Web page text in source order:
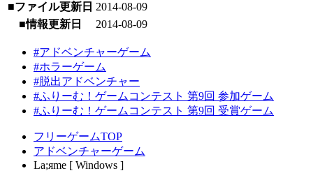
■ファイル更新日 2014-08-09
■情報更新日
2014-08-09
#アドベンチャーゲーム
#ホラーゲーム
#脱出アドベンチャー
#ふりーむ！ゲームコンテスト 第9回 参加ゲーム
#ふりーむ！ゲームコンテスト 第9回 受賞ゲーム
フリーゲームTOP
アドベンチャーゲーム
La;яme [ Windows ]